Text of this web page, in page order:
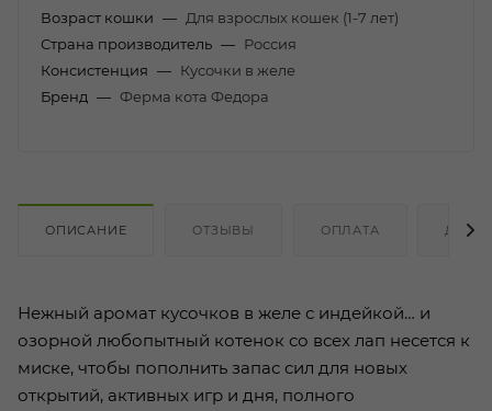
Возраст кошки — Для взрослых кошек (1-7 лет)
Страна производитель — Россия
Консистенция — Кусочки в желе
Бренд — Ферма кота Федора
ОПИСАНИЕ ОТЗЫВЫ ОПЛАТА
Нежный аромат кусочков в желе с индейкой… и
озорной любопытный котенок со всех лап несется к
миске, чтобы пополнить запас сил для новых
открытий, активных игр и дня, полного